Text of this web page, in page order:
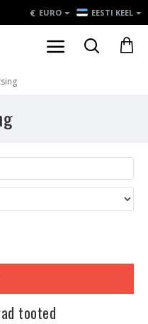
€ EURO EESTI KEEL
tooted